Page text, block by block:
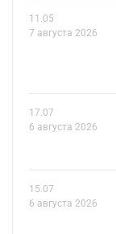
11.05
7 августа 2026
17.07
6 августа 2026
15.07
6 августа 2026